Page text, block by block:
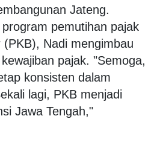
Jateng.
pemutihan pajak
Nadi mengimbau
pajak. "Semoga,
konsisten dalam
lagi, PKB menjadi
Jawa Tengah,"